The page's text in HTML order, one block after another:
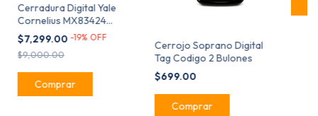
Cerradura Digital Yale
Cornelius MX83424
Reconocimiento Facial
3D
$7,299.00 -19% OFF
$9,000.00
Cerrojo Soprano Digital
Tag Codigo 2 Bulones
$699.00